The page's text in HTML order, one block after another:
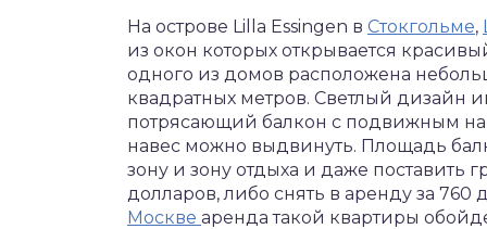
На острове Lilla Essingen в Стокгольме,
из окон которых открывается
одного из домов расположена
квадратных метров. Светлый дизайн
потрясающий балкон с подвижным
навес можно выдвинуть. Площадь
зону и зону отдыха и даже поставить
долларов, либо снять в аренду за
Москве аренда такой квартиры